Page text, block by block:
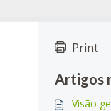
Print
Artigos
Visão